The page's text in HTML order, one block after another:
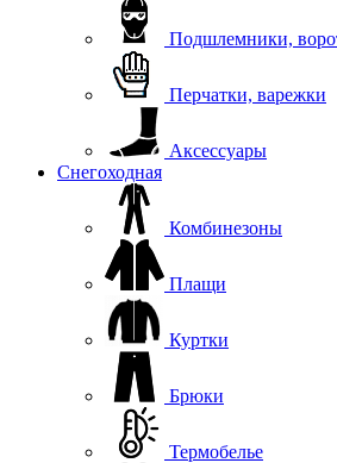
Подшлемники,
Перчатки, варежки
Аксессуары
Снегоходная
Комбинезоны
Плащи
Куртки
Брюки
Термобелье